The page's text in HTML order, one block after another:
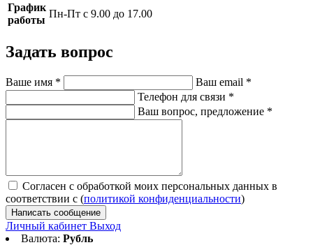
График
работы
Пн-Пт с 9.00 до 17.00
Задать вопрос
Ваше имя * Ваш email *
Телефон для связи *
Ваш вопрос, предложение *
Согласен с обработкой моих персональных данных в
соответствии с (политикой конфиденциальности)
Написать сообщение
Личный кабинет Выход
Валюта: Рубль